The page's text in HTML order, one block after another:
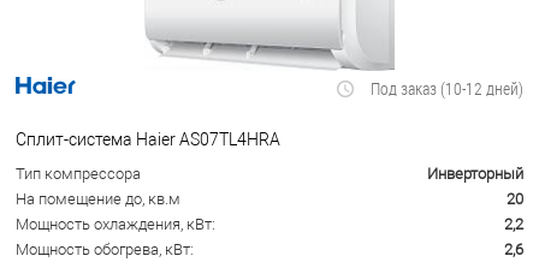
Под заказ (10-12 дней)
Сплит-система Haier AS07TL4HRA
Тип компрессора
Инверторный
На помещение до, кв.м
20
Мощность охлаждения, кВт:
2,2
Мощность обогрева, кВт:
2,6